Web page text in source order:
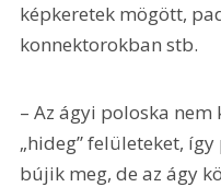
képkeretek mögött,
konnektorokban stb.
– Az ágyi poloska nem
„hideg” felületeket,
bújik meg, de az ágy